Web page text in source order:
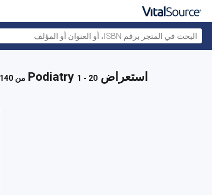
استعراض Podiatry 1 - 20 من 140 النتائج